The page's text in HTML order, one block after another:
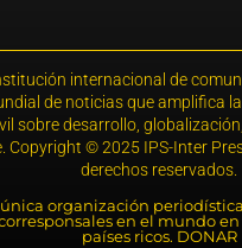
internacional de
de noticias que amplifica
sobre desarrollo,
Copyright © 2025 IPS-Inter
derechos reservados.
única organización
en el mundo
países ricos. DONAR